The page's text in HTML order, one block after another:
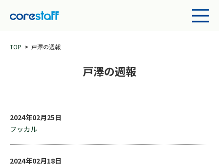
TOP 戸澤の週報
戸澤の週報
2024年02月25日
フッカル
2024年02月18日